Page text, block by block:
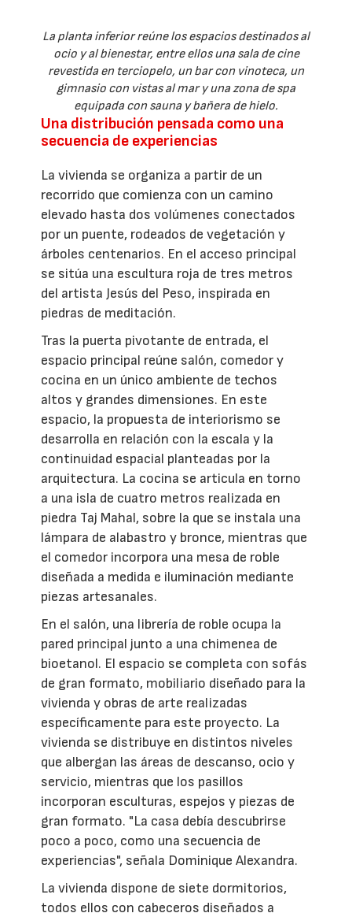
La planta inferior reúne los espacios destinados al
ocio y al bienestar, entre ellos una sala de cine
revestida en terciopelo, un bar con vinoteca, un
gimnasio con vistas al mar y una zona de spa
equipada con sauna y bañera de hielo.
Una distribución pensada como una
secuencia de experiencias
La vivienda se organiza a partir de un
recorrido que comienza con un camino
elevado hasta dos volúmenes conectados
por un puente, rodeados de vegetación y
árboles centenarios. En el acceso principal
se sitúa una escultura roja de tres metros
del artista Jesús del Peso, inspirada en
piedras de meditación.
Tras la puerta pivotante de entrada, el
espacio principal reúne salón, comedor y
cocina en un único ambiente de techos
altos y grandes dimensiones. En este
espacio, la propuesta de interiorismo se
desarrolla en relación con la escala y la
continuidad espacial planteadas por la
arquitectura. La cocina se articula en torno
a una isla de cuatro metros realizada en
piedra Taj Mahal, sobre la que se instala una
lámpara de alabastro y bronce, mientras que
el comedor incorpora una mesa de roble
diseñada a medida e iluminación mediante
piezas artesanales.
En el salón, una librería de roble ocupa la
pared principal junto a una chimenea de
bioetanol. El espacio se completa con sofás
de gran formato, mobiliario diseñado para la
vivienda y obras de arte realizadas
específicamente para este proyecto. La
vivienda se distribuye en distintos niveles
que albergan las áreas de descanso, ocio y
servicio, mientras que los pasillos
incorporan esculturas, espejos y piezas de
gran formato. "La casa debía descubrirse
poco a poco, como una secuencia de
experiencias", señala Dominique Alexandra.
La vivienda dispone de siete dormitorios,
todos ellos con cabeceros diseñados a